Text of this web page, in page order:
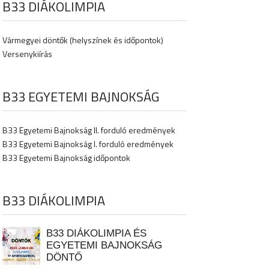
B33 DIÁKOLIMPIA
Vármegyei döntők (helyszínek és időpontok)
Versenykiírás
B33 EGYETEMI BAJNOKSÁG
B33 Egyetemi Bajnokság II. forduló eredmények
B33 Egyetemi Bajnokság I. forduló eredmények
B33 Egyetemi Bajnokság időpontok
B33 DIÁKOLIMPIA
B33 DIÁKOLIMPIA ÉS
EGYETEMI BAJNOKSÁG
DÖNTŐ